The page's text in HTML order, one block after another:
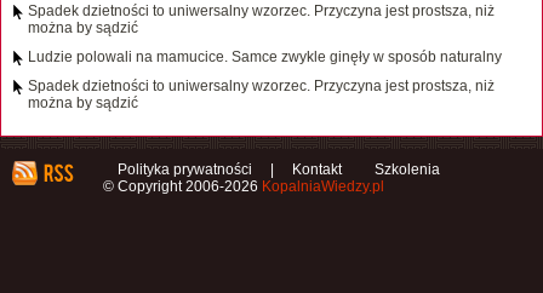
Spadek dzietności to uniwersalny wzorzec. Przyczyna jest prostsza, niż
można by sądzić
Ludzie polowali na mamucice. Samce zwykle ginęły w sposób naturalny
Spadek dzietności to uniwersalny wzorzec. Przyczyna jest prostsza, niż
można by sądzić
Polityka prywatności Kontakt
Szkolenia
© Copyright 2006-2026 KopalniaWiedzy.pl